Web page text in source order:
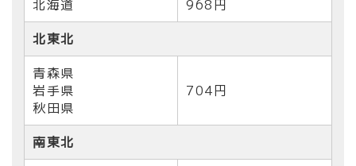
北海道
968円
北東北
青森県
岩手県
秋田県
704円
南東北